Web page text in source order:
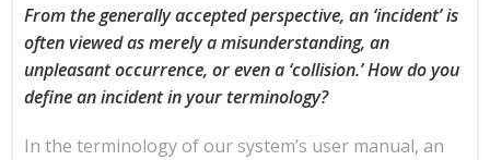
From the generally accepted perspective, an ‘incident’ is
often viewed as merely a misunderstanding, an
unpleasant occurrence, or even a ‘collision.’ How do you
define an incident in your terminology?
In the terminology of our system’s user manual, an